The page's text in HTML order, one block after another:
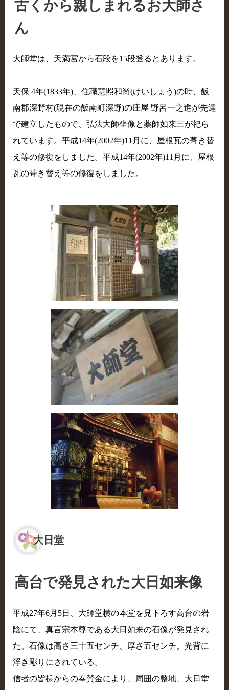
古くから親しまれるお大師さ
ん
大師堂は、天満宮から石段を15段登るとあります。
天保 4年(1833年)、住職慧照和尚(けいしょう)の時、飯
南郡深野村(現在の飯南町深野)の庄屋 野呂一之進が先達
で建立したもので、弘法大師坐像と薬師如来三が祀ら
れています。平成14年(2002年)11月に、屋根瓦の葺き替
え等の修復をしました。平成14年(2002年)11月に、屋根
瓦の葺き替え等の修復をしました。
大日堂
高台で発見された大日如来像
平成27年6月5日、大師堂横の本堂を見下ろす高台の岩
陰にて、真言宗本尊である大日如来の石像が発見され
た。石像は高さ三十五センチ、厚さ五センチ。光背に
浮き彫りにされている。
信者の皆様からの奉賛金により、周囲の整地、大日堂